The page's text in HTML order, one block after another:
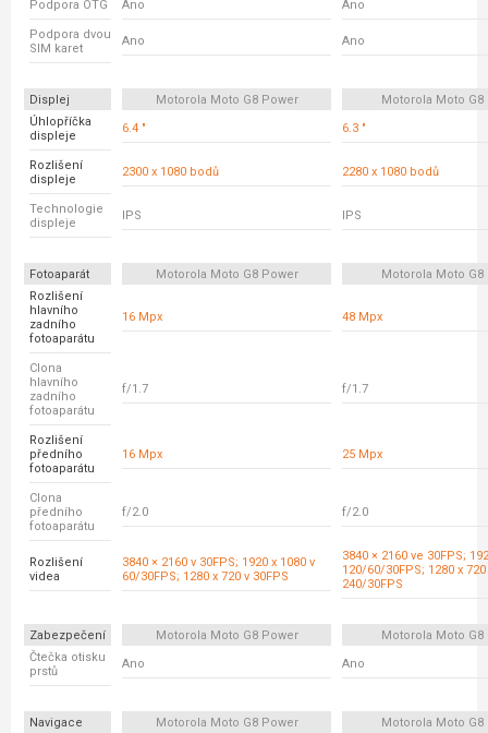
Podpora OTG Ano Ano
Podpora dvou
SIM karet
Ano Ano
Displej Motorola Moto G8 Power
Motorola Moto G8
Úhlopříčka
displeje
6.4 " 6.3 "
Rozlišení
displeje
2300 x 1080 bodů 2280 x 1080 bodů
Technologie
displeje
IPS IPS
Fotoaparát Motorola Moto G8 Power
Motorola Moto G8
Rozlišení
hlavního
zadního
fotoaparátu
16 Mpx 48 Mpx
Clona
hlavního
zadního
fotoaparátu
f/1.7 f/1.7
Rozlišení
předního
fotoaparátu
16 Mpx 25 Mpx
Clona
předního
fotoaparátu
f/2.0 f/2.0
Rozlišení
videa
3840 × 2160 v 30FPS; 1920 x 1080 v
60/30FPS; 1280 x 720 v 30FPS
3840 × 2160 ve 30FPS;
120/60/30FPS; 1280 x
240/30FPS
Zabezpečení Motorola Moto G8 Power
Motorola Moto G8
Čtečka otisku
prstů
Ano Ano
Navigace Motorola Moto G8 Power
Motorola Moto G8